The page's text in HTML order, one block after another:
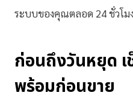
ระบบของคุณตลอด 24 ชั่วโมง
ก่อนถึงวันหยุด เ
พร้อมก่อนขาย